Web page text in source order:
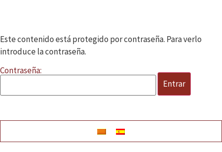
Este contenido está protegido por contraseña. Para verlo
introduce la contraseña.
Contraseña: